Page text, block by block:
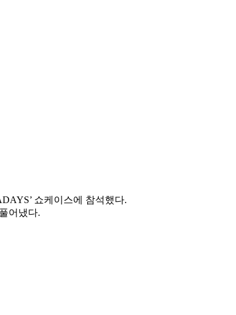
쇼케이스에 참석했다.
어냈다.